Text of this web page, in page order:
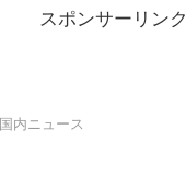
スポンサーリンク
国内ニュース